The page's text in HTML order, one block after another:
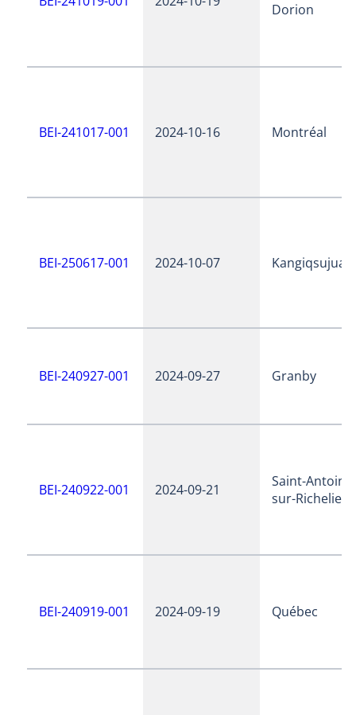
Dorion
BEI-241017-001 2024-10-16 Montréal
BEI-250617-001 2024-10-07 Kangiqsujuaq
BEI-240927-001 2024-09-27 Granby
BEI-240922-001 2024-09-21
Saint-
sur-Richelieu
BEI-240919-001 2024-09-19 Québec